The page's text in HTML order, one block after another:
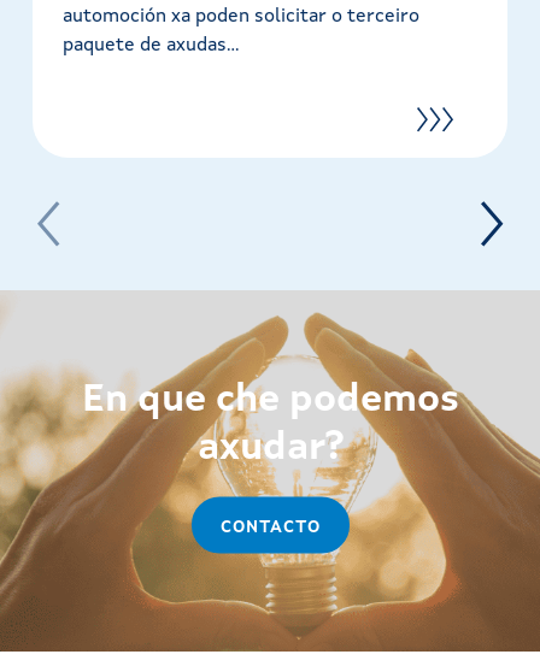
automoción xa poden solicitar o terceiro
paquete de axudas...
En que che podemos
axudar?
CONTACTO